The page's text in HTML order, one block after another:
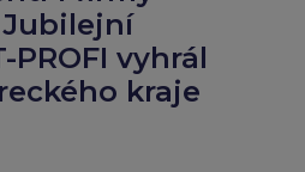
PROFI vyhrál
kraje